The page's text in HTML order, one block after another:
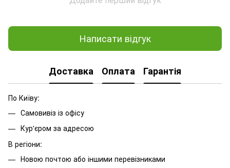
Написати відгук
Доставка Оплата Гарантія
По Київу:
Самовивіз із офісу
Кур'єром за адресою
В регіони:
Новою почтою або іншими перевізниками